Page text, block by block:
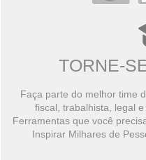
TORNE-
Faça parte do melhor time
fiscal, trabalhista, legal
Ferramentas que você
Inspirar Milhares de